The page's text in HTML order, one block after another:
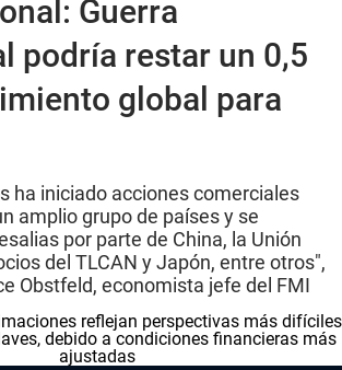
Guerra
podría restar un 0,5
global para
ha iniciado acciones comerciales
amplio grupo de países y se
por parte de China, la Unión
del TLCAN y Japón, entre otros",
Obstfeld, economista jefe del FMI